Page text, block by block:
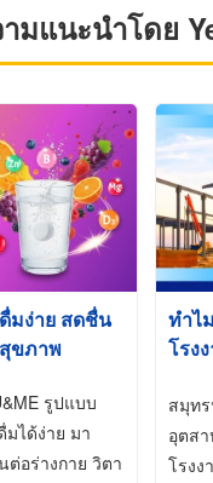
มแนะนำโดย
มง่าย สดชื่น
ขภาพ
รูปแบบ
ได้ง่าย มา
อร่างกาย วิตา
ทำไ
โรง
สมุท
อุตส
โรง